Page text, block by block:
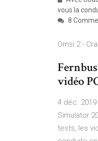
vous la
8
Omsi 2 -
vidéo
4 déc.
Simulator
tests, les